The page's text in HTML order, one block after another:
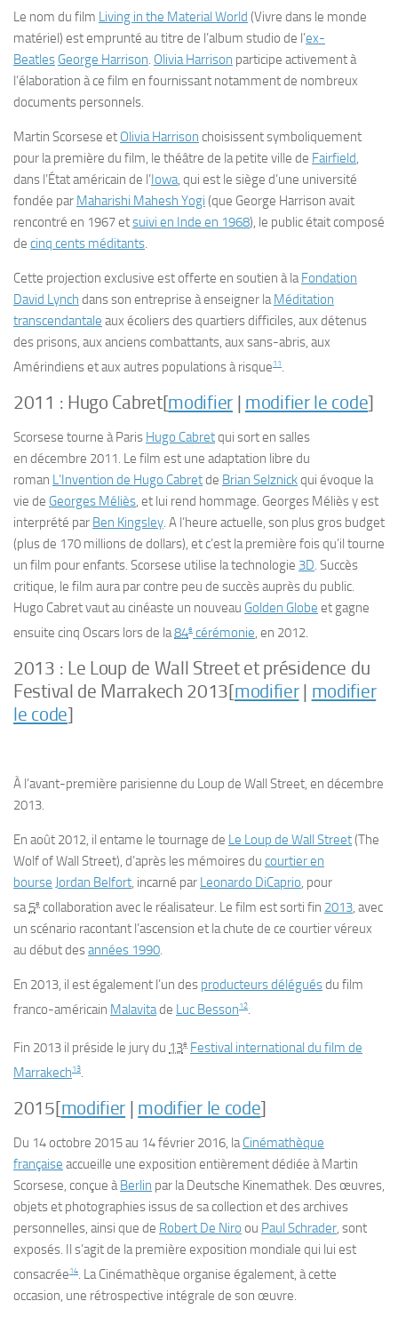
Le nom du film Living in the Material World (Vivre dans le monde
matériel) est emprunté au titre de l’album studio de l’ex-
Beatles George Harrison. Olivia Harrison participe activement à
l’élaboration à ce film en fournissant notamment de nombreux
documents personnels.
Martin Scorsese et Olivia Harrison choisissent symboliquement
pour la première du film, le théâtre de la petite ville de Fairfield,
dans l’État américain de l’Iowa, qui est le siège d’une université
fondée par Maharishi Mahesh Yogi (que George Harrison avait
rencontré en 1967 etsuivi en Inde en 1968), le public était composé
de cinq cents méditants.
Cette projection exclusive est offerte en soutien à laFondation
David Lynch dans son entreprise à enseigner laMéditation
transcendantale aux écoliers des quartiers difficiles, aux détenus
des prisons, aux anciens combattants, aux sans-abris, aux
Amérindiens et aux autres populations à risque11.
2011 : Hugo Cabret[modifier| modifier le code]
Scorsese tourne à Paris Hugo Cabretqui sort en salles
en décembre 2011. Le film est une adaptation libre du
roman L’Invention de Hugo Cabretde Brian Selznickqui évoque la
vie de Georges Méliès, et lui rend hommage. Georges Méliès y est
interprété par Ben Kingsley. A l’heure actuelle, son plus gros budget
(plus de 170 millions de dollars), et c’est la première fois qu’il tourne
un film pour enfants. Scorsese utilise la technologie 3D. Succès
critique, le film aura par contre peu de succès auprès du public.
Hugo Cabretvaut au cinéaste un nouveau Golden Globe et gagne
ensuite cinq Oscars lors de la84e cérémonie, en 2012.
2013 : Le Loup de Wall Streetet présidence du
Festival de Marrakech 2013[modifier| modifier
le code]
À l’avant-première parisienne du Loup de Wall Street, en décembre
2013.
En août 2012, il entame le tournage de Le Loup de Wall Street(The
Wolf of Wall Street), d’après les mémoires du courtier en
bourse Jordan Belfort, incarné par Leonardo DiCaprio, pour
sa5e collaboration avec le réalisateur. Le film est sorti fin 2013, avec
un scénario racontant l’ascension et la chute de ce courtier véreux
au début desannées 1990.
En 2013, il est également l’un des producteurs déléguésdu film
franco-américain Malavitade Luc Besson12.
Fin 2013 il préside le jury du 13e Festival international du film de
Marrakech13.
2015[modifier | modifier le code]
Du 14 octobre 2015au 14 février 2016, laCinémathèque
française accueille une exposition entièrement dédiée à Martin
Scorsese, conçue àBerlin par la Deutsche Kinemathek. Des œuvres,
objets et photographies issus de sa collection et des archives
personnelles, ainsi que de Robert De Niro ou Paul Schrader, sont
exposés. Il s’agit de la première exposition mondiale qui lui est
consacrée14. La Cinémathèque organise également, à cette
occasion, une rétrospective intégrale de son œuvre.